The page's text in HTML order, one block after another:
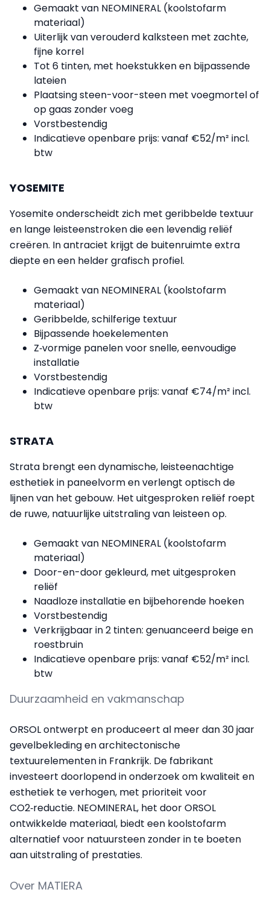
Gemaakt van NEOMINERAL (koolstofarm
materiaal)
Uiterlijk van verouderd kalksteen met zachte,
fijne korrel
Tot 6 tinten, met hoekstukken en bijpassende
lateien
Plaatsing steen-voor-steen met voegmortel of
op gaas zonder voeg
Vorstbestendig
Indicatieve openbare prijs: vanaf €52/m² incl.
btw
YOSEMITE
Yosemite onderscheidt zich met geribbelde textuur
en lange leisteenstroken die een levendig reliëf
creëren. In antraciet krijgt de buitenruimte extra
diepte en een helder grafisch profiel.
Gemaakt van NEOMINERAL (koolstofarm
materiaal)
Geribbelde, schilferige textuur
Bijpassende hoekelementen
Z‑vormige panelen voor snelle, eenvoudige
installatie
Vorstbestendig
Indicatieve openbare prijs: vanaf €74/m² incl.
btw
STRATA
Strata brengt een dynamische, leisteenachtige
esthetiek in paneelvorm en verlengt optisch de
lijnen van het gebouw. Het uitgesproken reliëf roept
de ruwe, natuurlijke uitstraling van leisteen op.
Gemaakt van NEOMINERAL (koolstofarm
materiaal)
Door-en-door gekleurd, met uitgesproken
reliëf
Naadloze installatie en bijbehorende hoeken
Vorstbestendig
Verkrijgbaar in 2 tinten: genuanceerd beige en
roestbruin
Indicatieve openbare prijs: vanaf €52/m² incl.
btw
Duurzaamheid en vakmanschap
ORSOL ontwerpt en produceert al meer dan 30 jaar
gevelbekleding en architectonische
textuurelementen in Frankrijk. De fabrikant
investeert doorlopend in onderzoek om kwaliteit en
esthetiek te verhogen, met prioriteit voor
CO2‑reductie. NEOMINERAL, het door ORSOL
ontwikkelde materiaal, biedt een koolstofarm
alternatief voor natuursteen zonder in te boeten
aan uitstraling of prestaties.
Over MATIERA